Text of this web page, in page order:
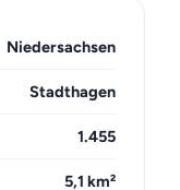
Niedersachsen
Stadthagen
1.455
5,1 km²